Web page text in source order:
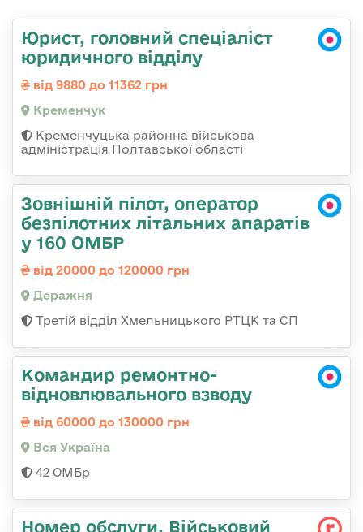
Юрист, головний спеціаліст
юридичного відділу
від 9880 до 11362 грн
Кременчук
Кременчуцька районна військова
адміністрація Полтавської області
Зовнішній пілот, оператор
безпілотних літальних апаратів
у 160 ОМБР
від 20000 до 120000 грн
Деражня
Третій відділ Хмельницького РТЦК та СП
Командир ремонтно-
відновлювального взводу
від 60000 до 130000 грн
Вся Україна
42 ОМБр
Номер обслуги, Військовий